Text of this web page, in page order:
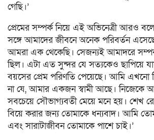
গেছি।’
প্রেমের সম্পর্ক নিয়ে এই অভিনেত্রী আরও
সঙ্গে আমাদের জীবনে অনেক পরিবর্তন
আমরা এক থেকেছি। সেজন্যই আমাদরে
ছিল। এটা এত সুন্দর যে সত্যকেও ছাপিয়ে
বয়সের প্রেম পরিণতি পেয়েছে। আমি এখনো
না যে, আমার একজন স্বামী আছে। নিজেকে
সবচেয়ে সৌভাগ্যবতী মেয়ে মনে হয়। শেখ
বিয়ে করার জন্য তোমাকে ধন্যবাদ। আমি
এবং সারাটাজীবন তোমাকে পাশে চাই।’